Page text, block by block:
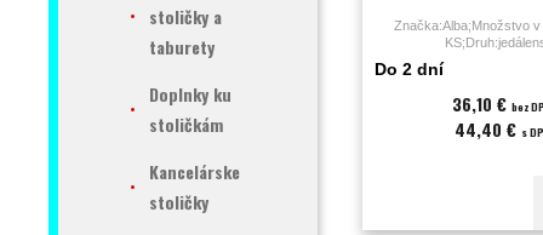
stoličky a
taburety
Doplnky ku
stoličkám
Kancelárske
stoličky
Značka:Alba;Množstvo v
kg;Poťah:sedák a operadlo
Do 2 dní
36,10 €bez
44,40 € s